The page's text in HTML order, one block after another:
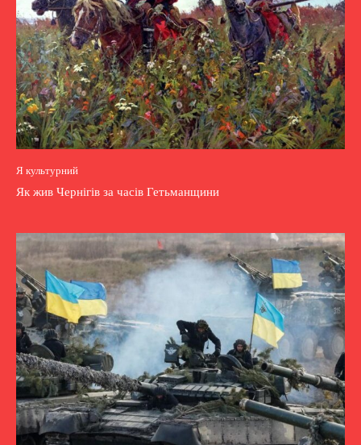
Я культурний
Як жив Чернігів за часів Гетьманщини